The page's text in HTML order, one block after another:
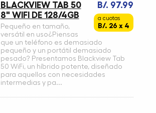
B/. 97.99
a cuotas
B/. 26 x 4
BLACKVIEW TAB 50
8" WIFI DE 128/4GB
Pequeño en tamaño,
versátil en uso¿Piensas
que un teléfono es demasiado
pequeño y un portátil demasiado
pesado? Presentamos Blackview Tab
50 WiFi, un híbrido potente, diseñado
para aquellos con necesidades
intermedias y pa...